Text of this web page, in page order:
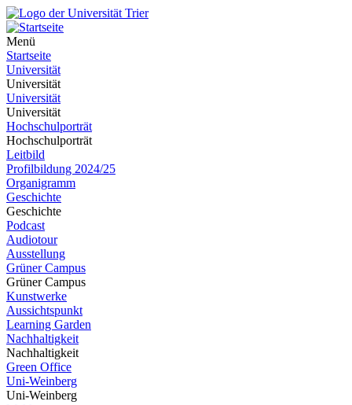
Menü
Startseite
Universität
Universität
Universität
Universität
Hochschulporträt
Hochschulporträt
Leitbild
Profilbildung 2024/25
Organigramm
Geschichte
Geschichte
Podcast
Audiotour
Ausstellung
Grüner Campus
Grüner Campus
Kunstwerke
Aussichtspunkt
Learning Garden
Nachhaltigkeit
Nachhaltigkeit
Green Office
Uni-Weinberg
Uni-Weinberg